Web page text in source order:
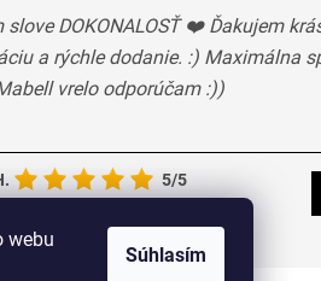
webu
Súhlasím
slove DOKONALOSŤ ❤️ Ďakujem
a rýchle dodanie. :) Maximálna
vrelo odporúčam :))
5/5